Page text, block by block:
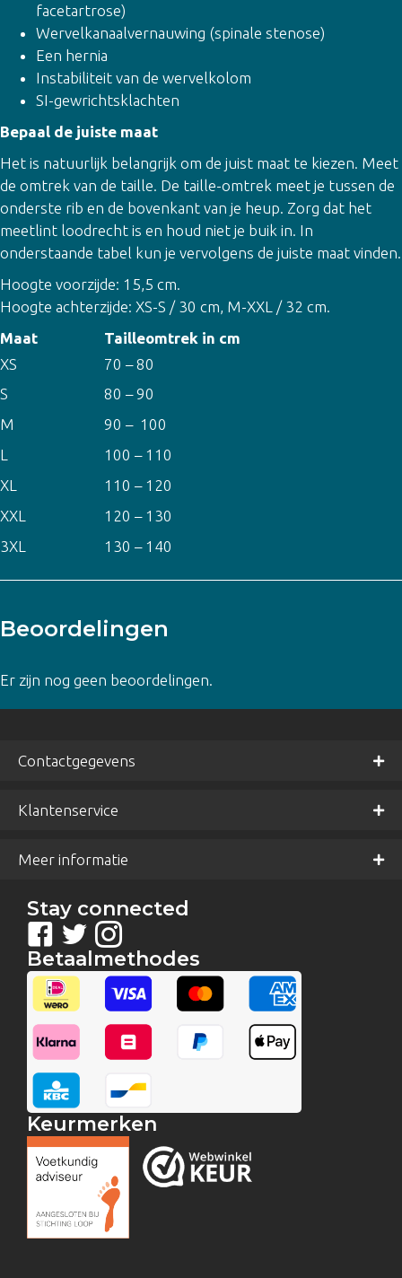
facetartrose)
Wervelkanaalvernauwing (spinale stenose)
Een hernia
Instabiliteit van de wervelkolom
SI-gewrichtsklachten
Bepaal de juiste maat
Het is natuurlijk belangrijk om de juist maat te kiezen. Meet
de omtrek van de taille. De taille-omtrek meet je tussen de
onderste rib en de bovenkant van je heup. Zorg dat het
meetlint loodrecht is en houd niet je buik in. In
onderstaande tabel kun je vervolgens de juiste maat vinden.
Hoogte voorzijde: 15,5 cm.
Hoogte achterzijde: XS-S / 30 cm, M-XXL / 32 cm.
Maat
Tailleomtrek in cm
XS
70 – 80
S
80 – 90
M
90 – 100
L
100 – 110
XL
110 – 120
XXL
120 – 130
3XL
130 – 140
Beoordelingen
Er zijn nog geen beoordelingen.
Contactgegevens
Klantenservice
Meer informatie
Stay connected
Betaalmethodes
Keurmerken